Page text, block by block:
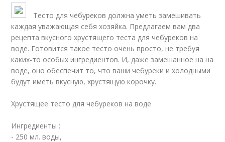
Тесто для чебуреков должна уметь замешивать
каждая уважающая себя хозяйка. Предлагаем вам два
рецепта вкусного хрустящего теста для чебуреков на
воде. Готовится такое тесто очень просто, не требуя
каких-то особых ингредиентов. И, даже замешанное на на
воде, оно обеспечит то, что ваши чебуреки и холодными
будут иметь вкусную, хрустящую корочку.
Хрустящее тесто для чебуреков на воде
Ингредиенты :
- 250 мл. воды,